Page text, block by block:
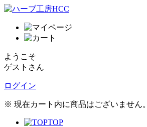
ようこそ
ゲストさん
ログイン
※ 現在カート内に商品はございません。
TOP